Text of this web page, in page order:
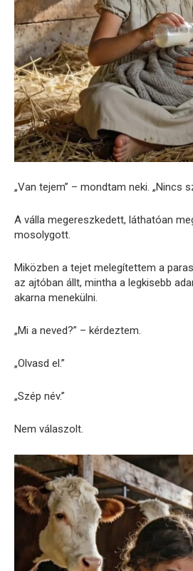
„Van tejem” – mondtam neki. „Nincs
A válla megereszkedett, láthatóan
mosolygott.
Miközben a tejet melegítettem a
az ajtóban állt, mintha a legkisebb
akarna menekülni.
„Mi a neved?” – kérdeztem.
„Olvasd el.”
„Szép név.”
Nem válaszolt.